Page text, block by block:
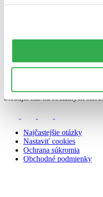
Každý týždeň pripravujeme
© 2000-2024
práva vyhradené.
Sledujte nás na sociálnych
Najčastejšie otázky
Nastaviť cookies
Ochrana súkromia
Obchodné podmienky